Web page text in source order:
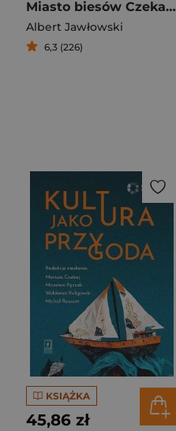
Miasto biesów Czekając na powrót cara
Albert Jawłowski
6,3 (226)
KSIĄŻKA
45,86 zł